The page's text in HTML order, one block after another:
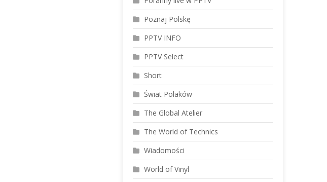
Poznaj Polskę
PPTV INFO
PPTV Select
Short
Świat Polaków
The Global Atelier
The World of Technics
Wiadomości
World of Vinyl